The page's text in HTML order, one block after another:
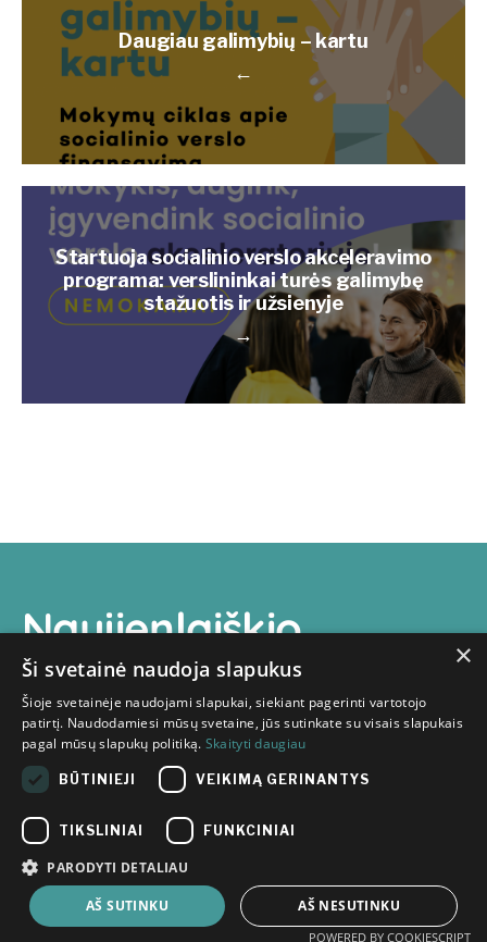
←
Daugiau galimybių – kartu
→
Startuoja socialinio verslo akceleravimo
programa: verslininkai turės galimybę
stažuotis ir užsienyje
Naujienlaiškio
prenumerata
Susipažinau su
Inovacijų
agentūros privatumo politikoje
asmens duomenų tvarkymą.
×
Ši svetainė naudoja slapukus
Šioje svetainėje naudojami slapukai, siekiant pagerinti vartotojo
patirtį. Naudodamiesi mūsų svetaine, jūs sutinkate su visais slapukais
pagal mūsų slapukų politiką. Skaityti daugiau
BŪTINIEJI VEIKIMĄ GERINANTYS
TIKSLINIAI FUNKCINIAI
PARODYTI DETALIAU
AŠ SUTINKU AŠ NESUTINKU
POWERED BY COOKIESCRIPT